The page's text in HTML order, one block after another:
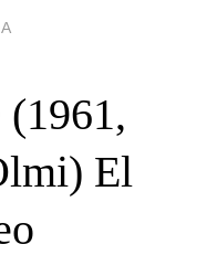
El